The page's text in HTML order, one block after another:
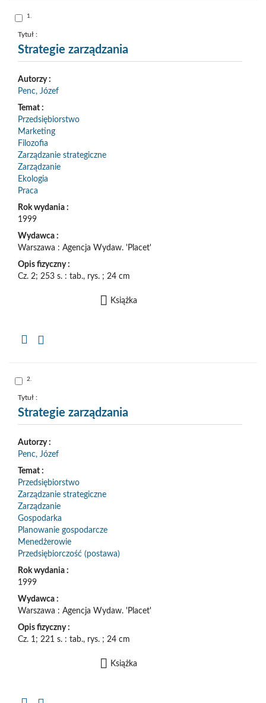
Skocz
nr
1
1.
Tytuł :
Strategie zarządzania
Autorzy :
Penc, Józef
Temat :
Przedsiębiorstwo
Marketing
Filozofia
Zarządzanie strategiczne
Zarządzanie
Ekologia
Praca
Rok wydania :
1999
Wydawca :
Warszawa : Agencja Wydaw. 'Placet'
Opis fizyczny :
Cz. 2; 253 s. : tab., rys. ; 24 cm
Książka
Skocz
nr
2
2.
Tytuł :
Strategie zarządzania
Autorzy :
Penc, Józef
Temat :
Przedsiębiorstwo
Zarządzanie strategiczne
Zarządzanie
Gospodarka
Planowanie gospodarcze
Menedżerowie
Przedsiębiorczość (postawa)
Rok wydania :
1999
Wydawca :
Warszawa : Agencja Wydaw. 'Placet'
Opis fizyczny :
Cz. 1; 221 s. : tab., rys. ; 24 cm
Książka